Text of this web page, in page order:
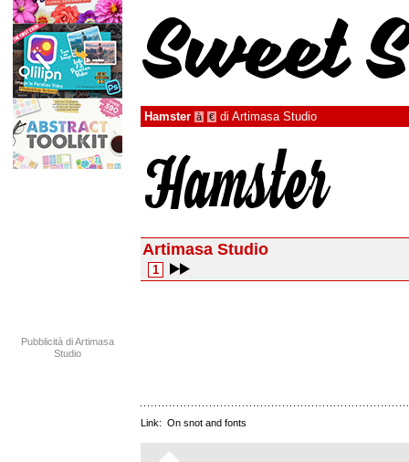
Pubblicità di Artimasa
Studio
Hamster à € di Artimasa Studio
Artimasa Studio
1
Link: On snot and fonts